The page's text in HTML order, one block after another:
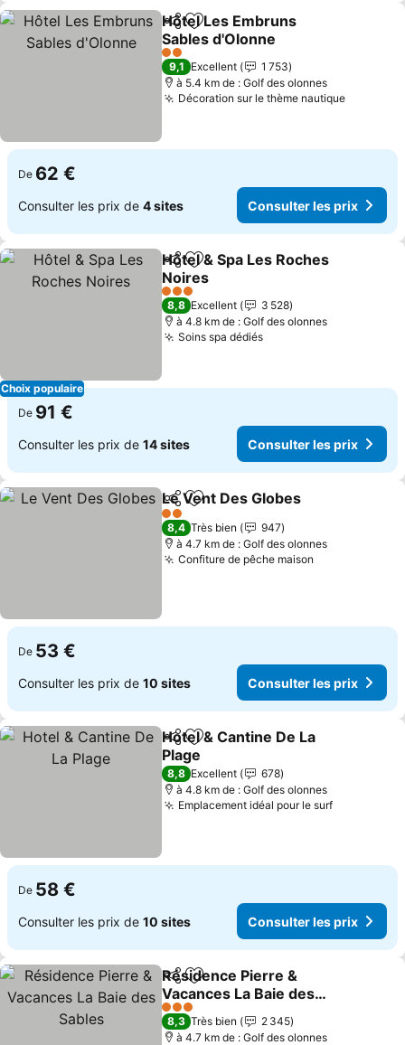
PartagerAjouter à mes favoris
Hôtel Les Embruns
Sables d'Olonne
2 Étoiles
9,1 Excellent
1 753
à 5.4 km de : Golf des olonnes
Décoration sur le thème nautique
De 62 €
Consulter les prix de 4 sites Consulter les prix
Choix populaire
PartagerAjouter à mes favoris
Hôtel & Spa Les Roches
Noires
3 Étoiles
8,8 Excellent
3 528
à 4.8 km de : Golf des olonnes
Soins spa dédiés
De 91 €
Consulter les prix de 14 sites Consulter les prix
PartagerAjouter à mes favoris
Le Vent Des Globes
2 Étoiles
8,4 Très bien
947
à 4.7 km de : Golf des olonnes
Confiture de pêche maison
De 53 €
Consulter les prix de 10 sites Consulter les prix
PartagerAjouter à mes favoris
Hotel & Cantine De La
Plage
8,8 Excellent
678
à 4.8 km de : Golf des olonnes
Emplacement idéal pour le surf
De 58 €
Consulter les prix de 10 sites Consulter les prix
PartagerAjouter à mes favoris
Résidence Pierre &
Vacances La Baie des
Sables
3 Étoiles
8,3 Très bien
2 345
à 4.7 km de : Golf des olonnes